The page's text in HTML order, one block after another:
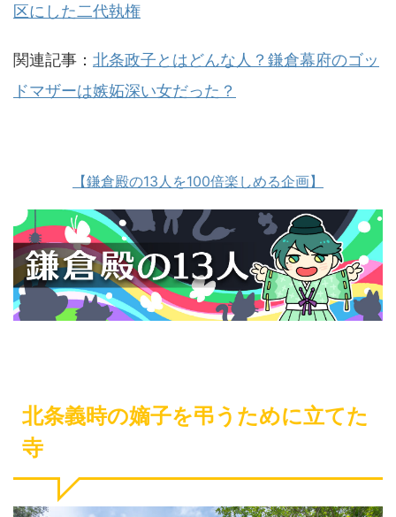
区にした二代執権
関連記事： 北条政子とはどんな人？鎌倉幕府のゴッ
ドマザーは嫉妬深い女だった？
【鎌倉殿の13人を100倍楽しめる企画】
北条義時の嫡子を弔うために立てた
寺